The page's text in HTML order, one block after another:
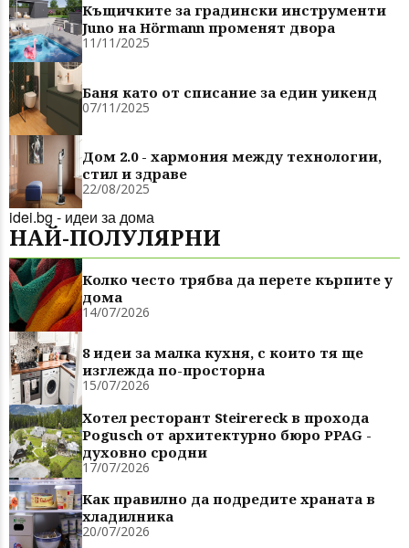
Къщичките за градински инструменти
Juno на Hörmann променят двора
11/11/2025
Баня като от списание за един уикенд
07/11/2025
Дом 2.0 - хармония между технологии,
стил и здраве
22/08/2025
idei.bg - идеи за дома
НАЙ-ПОЛУЛЯРНИ
Колко често трябва да перете кърпите у
дома
14/07/2026
8 идеи за малка кухня, с които тя ще
изглежда по-просторна
15/07/2026
Хотел ресторант Steirereck в прохода
Pogusch от архитектурно бюро PPAG -
духовно сродни
17/07/2026
Как правилно да подредите храната в
хладилника
20/07/2026